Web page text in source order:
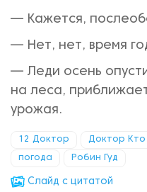
— Кажется,
— Нет, нет, время
— Леди осень
на леса,
урожая.
12 Доктор Доктор
погода Робин Гуд
Cлайд с цитатой